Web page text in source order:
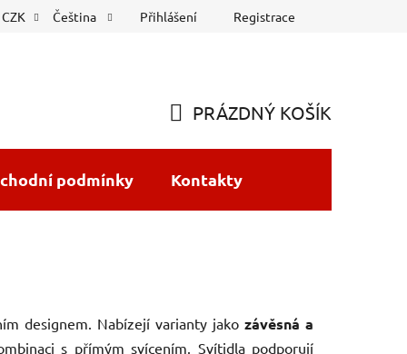
CZK Čeština Přihlášení Registrace
KOŠÍK
PRÁZDNÝ KOŠÍK
podmínky Kontakty
designem. Nabízejí varianty jako závěsná a
s přímým svícením. Svítidla podporují